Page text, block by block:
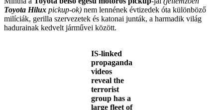
Toyota Hilux pickup-ok) nem lennének évtizedek óta különböző
milíciák, gerilla szervezetek és katonai junták, a harmadik világ
hadurainak kedvelt járművei között.
IS-linked
propaganda
videos
reveal the
terrorist
group has a
large fleet of